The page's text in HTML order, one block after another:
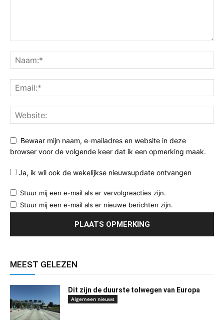
Bewaar mijn naam, e-mailadres en website in deze
browser voor de volgende keer dat ik een opmerking maak.
Ja, ik wil ook de wekelijkse nieuwsupdate ontvangen
Stuur mij een e-mail als er vervolgreacties zijn.
Stuur mij een e-mail als er nieuwe berichten zijn.
MEEST GELEZEN
Dit zijn de duurste tolwegen van Europa
Algemeen nieuws